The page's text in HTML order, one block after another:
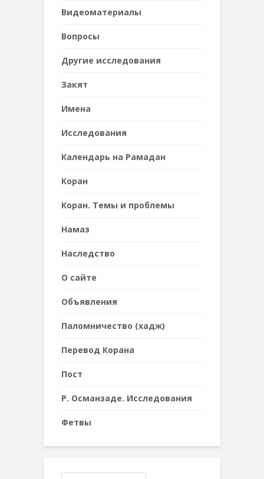
Видеоматериалы
Вопросы
Другие исследования
Закят
Имена
Исследования
Календарь на Рамадан
Коран
Коран. Темы и проблемы
Намаз
Наследствo
О сайте
Объявления
Паломничество (хадж)
Перевод Корана
Пост
Р. Османзаде. Исследования
Фетвы